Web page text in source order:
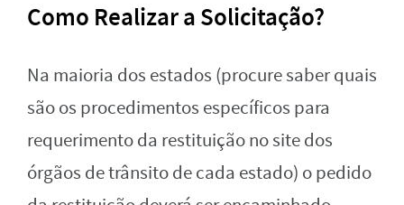
Como Realizar a Solicitação?
Na maioria dos estados (procure saber quais
são os procedimentos específicos para
requerimento da restituição no site dos
órgãos de trânsito de cada estado) o pedido